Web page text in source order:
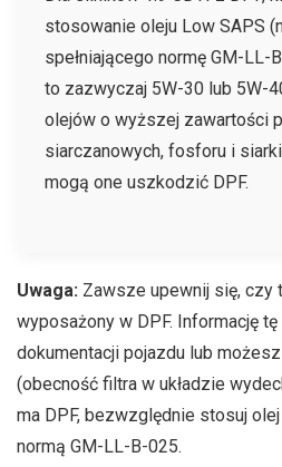
stosowanie oleju Low SAPS
spełniającego normę GM-LL-
to zazwyczaj 5W-30 lub 5W-
olejów o wyższej zawartości
siarczanowych, fosforu i
mogą one uszkodzić DPF.
Uwaga: Zawsze upewnij się,
wyposażony w DPF. Informację
dokumentacji pojazdu lub
(obecność filtra w układzie
ma DPF, bezwzględnie stosuj
normą GM-LL-B-025.